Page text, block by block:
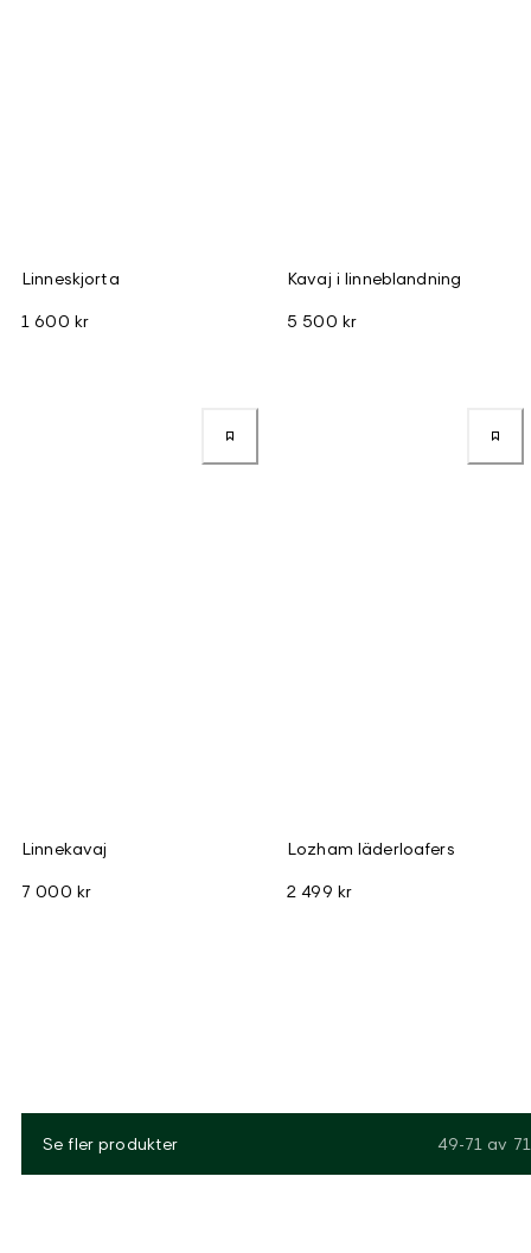
Linneskjorta
1 600 kr
Kavaj i linneblandning
5 500 kr
Linnekavaj
7 000 kr
Lozham läderloafers
2 499 kr
Se fler produkter 49-71 av 71